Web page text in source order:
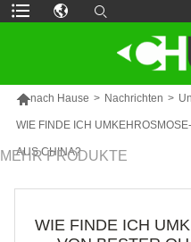
nach Hause > Nachrichten >
WIE FINDE ICH
AUS CHINA?
MEHR PRODUKTE
WIE FINDE ICH